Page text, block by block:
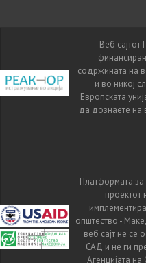
Веб
содржината на
и во никој
Европската
да дознаете на
Платформата
проектот
општество -
веб сајт не се
САД и не ги
Агенцијата